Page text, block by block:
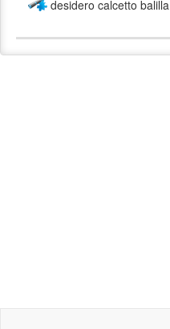
desidero calcetto balilla